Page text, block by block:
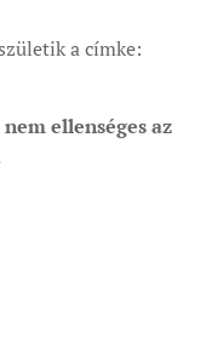
a címke:
nem ellenséges az